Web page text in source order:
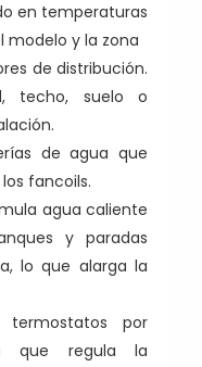
en temperaturas
modelo y la zona
de distribución.
techo, suelo o
de agua que
fancoils.
agua caliente
y paradas
lo que alarga la
por
que regula la